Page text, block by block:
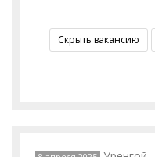
Скрыть вакансию